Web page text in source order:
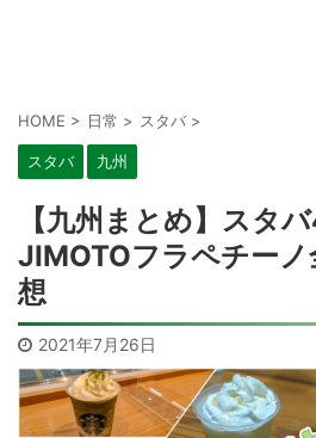
HOME > 日常 > スタバ >
スタバ 九州
【九州まとめ】スタ
JIMOTOフラペチーノ
想
2021年7月26日